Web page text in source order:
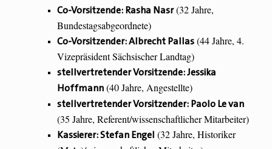
Co-Vorsitzende: Rasha Nasr(32 Jahre,
Bundestagsabgeordnete)
Co-Vorsitzender: Albrecht Pallas(44 Jahre, 4.
Vizepräsident Sächsischer Landtag)
stellvertretender Vorsitzende: Jessika
Hoffmann(40 Jahre, Angestellte)
stellvertretender Vorsitzender: Paolo Le van
(35 Jahre, Referent/wissenschaftlicher Mitarbeiter)
Kassierer: Stefan Engel (32 Jahre, Historiker